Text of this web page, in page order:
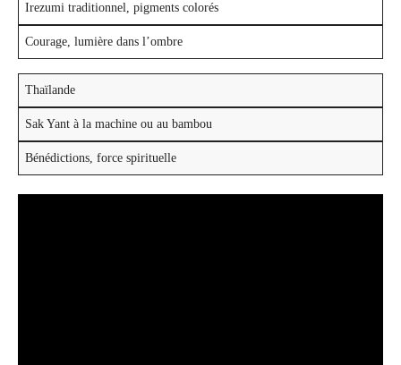
Irezumi traditionnel, pigments colorés
Courage, lumière dans l’ombre
Thaïlande
Sak Yant à la machine ou au bambou
Bénédictions, force spirituelle